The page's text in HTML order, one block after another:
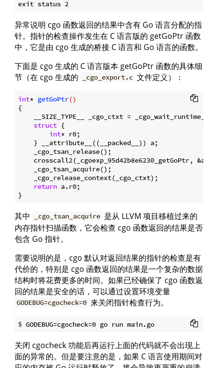
异常说明 cgo 函数返回的结果中含有 Go 语言分配的指
针。指针的检查操作发生在 C 语言版的 getGoPtr 函数
中，它是由 cgo 生成的桥接 C 语言和 Go 语言的函数。
下面是 cgo 生成的 C 语言版本 getGoPtr 函数的具体细
节（在 cgo 生成的
_cgo_export.c 文件定义）：
int* getGoPtr()
{
__SIZE_TYPE__ _cgo_ctxt =
struct {
int* r0;
    } __attribute__((__packed__)) a;
    _cgo_tsan_release();
    crosscall2(_cgoexp_95d42b8e6230_getGoPtr, &a,
    _cgo_tsan_acquire();
    _cgo_release_context(_cgo_ctxt);
return a.r0;
其中 _cgo_tsan_acquire 是从 LLVM 项目移植过来的
内存指针扫描函数，它会检查 cgo 函数返回的结果是否
包含 Go 指针。
需要说明的是，cgo 默认对返回结果的指针的检查是有
代价的，特别是 cgo 函数返回的结果是一个复杂的数据
结构时将花费更多的时间。如果已经确保了 cgo 函数返
回的结果是安全的话，可以通过设置环境变量
GODEBUG=cgocheck=0 来关闭指针检查行为。
关闭 cgocheck 功能后再运行上面的代码就不会出现上
面的异常的。但是要注意的是，如果 C 语言使用期间对